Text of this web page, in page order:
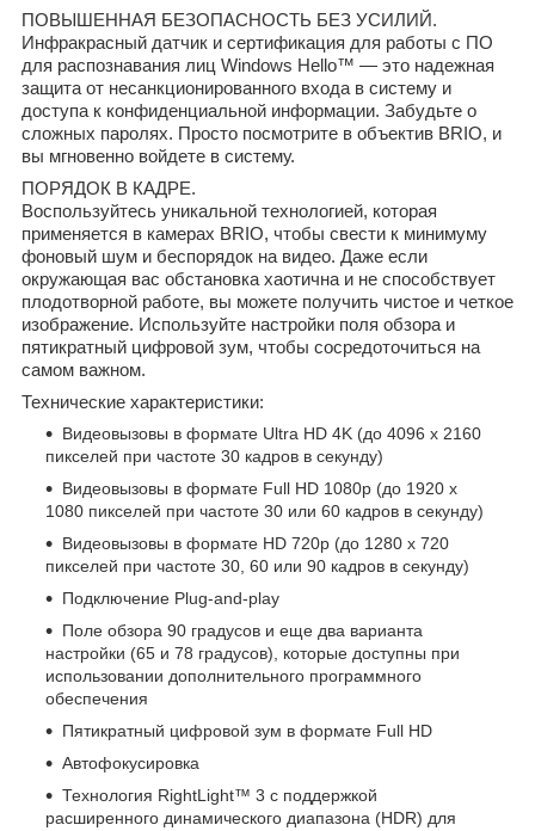
ПОВЫШЕННАЯ БЕЗОПАСНОСТЬ БЕЗ УСИЛИЙ.
Инфракрасный датчик и сертификация для работы с ПО
для распознавания лиц Windows Hello™ — это надежная
защита от несанкционированного входа в систему и
доступа к конфиденциальной информации. Забудьте о
сложных паролях. Просто посмотрите в объектив BRIO, и
вы мгновенно войдете в систему.
ПОРЯДОК В КАДРЕ.
Воспользуйтесь уникальной технологией, которая
применяется в камерах BRIO, чтобы свести к минимуму
фоновый шум и беспорядок на видео. Даже если
окружающая вас обстановка хаотична и не способствует
плодотворной работе, вы можете получить чистое и четкое
изображение. Используйте настройки поля обзора и
пятикратный цифровой зум, чтобы сосредоточиться на
самом важном.
Технические характеристики:
Видеовызовы в формате Ultra HD 4K (до 4096 x 2160
пикселей при частоте 30 кадров в секунду)
Видеовызовы в формате Full HD 1080p (до 1920 x
1080 пикселей при частоте 30 или 60 кадров в секунду)
Видеовызовы в формате HD 720p (до 1280 x 720
пикселей при частоте 30, 60 или 90 кадров в секунду)
Подключение Plug-and-play
Поле обзора 90 градусов и еще два варианта
настройки (65 и 78 градусов), которые доступны при
использовании дополнительного программного
обеспечения
Пятикратный цифровой зум в формате Full HD
Автофокусировка
Технология RightLight™ 3 с поддержкой
расширенного динамического диапазона (HDR) для